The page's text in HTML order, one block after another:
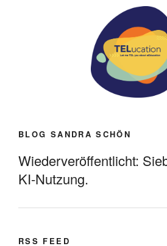
BLOG SANDRA SCHÖN
Wiederveröffentlicht:
KI-Nutzung.
RSS FEED